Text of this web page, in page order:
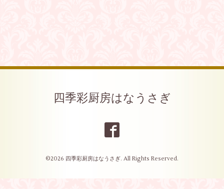
四季彩厨房はなうさぎ
©2026 四季彩厨房はなうさぎ. All Rights Reserved.